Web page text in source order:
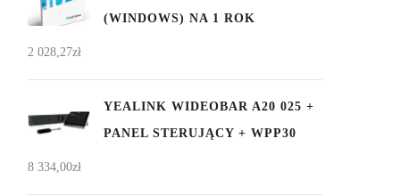
(WINDOWS) NA 1 ROK
2 028,27zł
YEALINK WIDEOBAR A20 025 +
PANEL STERUJĄCY + WPP30
8 334,00zł